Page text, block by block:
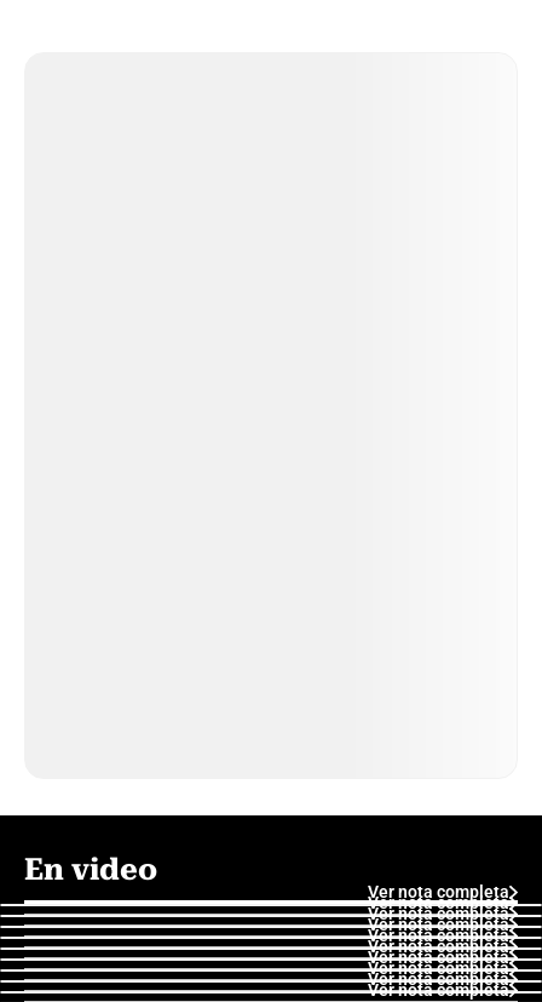
En video
Ver nota completa
Ver nota completa
Ver nota completa
Ver nota completa
Ver nota completa
Ver nota completa
Ver nota completa
Ver nota completa
Ver nota completa
Ver nota completa